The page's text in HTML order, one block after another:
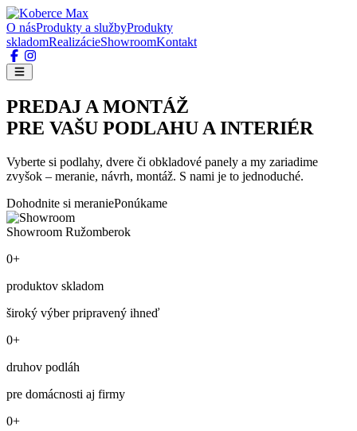
O násProdukty a službyProdukty
skladomRealizácieShowroomKontakt
PREDAJ A MONTÁŽ
PRE VAŠU PODLAHU A INTERIÉR
Vyberte si podlahy, dvere či obkladové panely a my zariadime
zvyšok – meranie, návrh, montáž. S nami je to jednoduché.
Dohodnite si meraniePonúkame
Showroom Ružomberok
0+
produktov skladom
široký výber pripravený ihneď
0+
druhov podláh
pre domácnosti aj firmy
0+